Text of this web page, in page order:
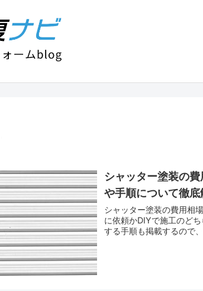
シャッター塗装の
や手順について徹
シャッター塗装の費用相
に依頼かDIYで施工のど
する手順も掲載するので